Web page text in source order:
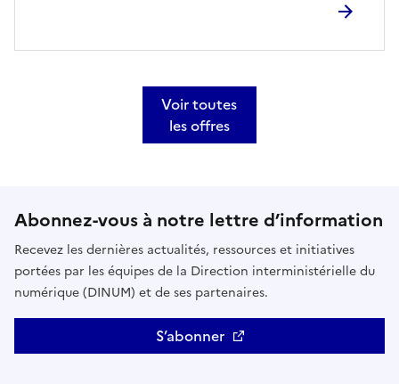
Voir toutes
les offres
Abonnez-vous à notre lettre d’information
Recevez les dernières actualités, ressources et initiatives
portées par les équipes de la Direction interministérielle du
numérique (DINUM) et de ses partenaires.
S’abonner